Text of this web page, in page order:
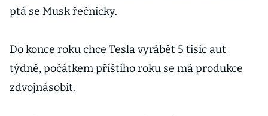
ptá se Musk řečnicky.
Do konce roku chce Tesla vyrábět 5 tisíc aut
týdně, počátkem příštího roku se má produkce
zdvojnásobit.